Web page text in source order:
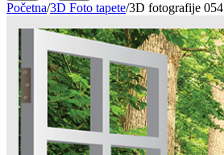
Početna/3D Foto tapete/3D fotografije 054